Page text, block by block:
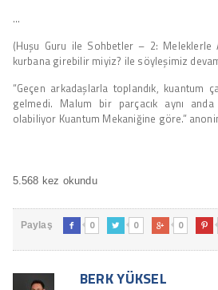
…
(Huşu Guru ile Sohbetler – 2: Meleklerle
kurbana girebilir miyiz? ile söyleşimiz
“Geçen arkadaşlarla toplandık, kuantum
gelmedi. Malum bir parçacık aynı
olabiliyor Kuantum Mekaniğine göre.”
5.568 kez okundu
Paylaş  0  0  0 
BERK YÜKSEL